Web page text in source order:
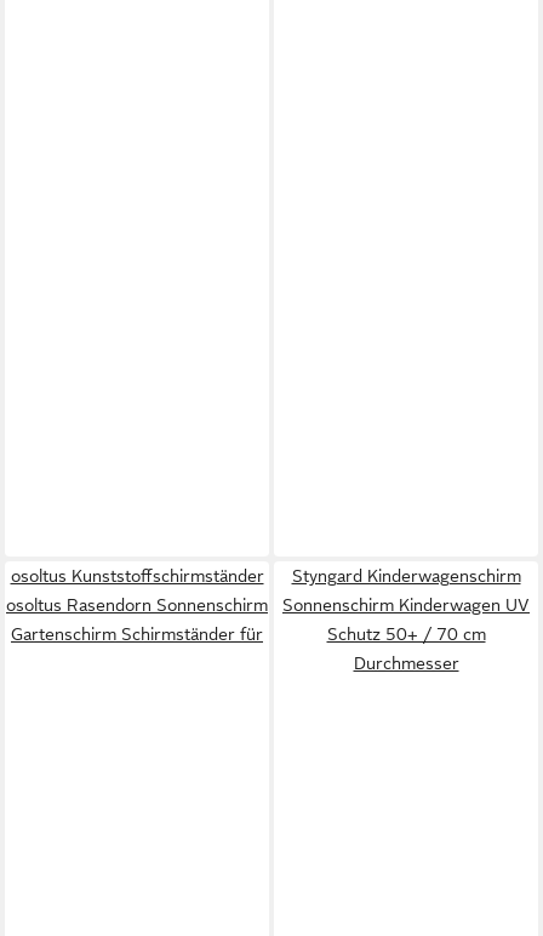
osoltus Kunststoffschirmständer
osoltus Rasendorn Sonnenschirm
Gartenschirm Schirmständer für
Styngard Kinderwagenschirm
Sonnenschirm Kinderwagen UV
Schutz 50+ / 70 cm
Durchmesser